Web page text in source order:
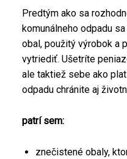
Predtým ako sa
komunálneho odpadu
obal, použitý výrobok a
vytriediť. Ušetríte
ale taktiež sebe ako
odpadu chránite aj
patrí sem:
znečistené obaly,